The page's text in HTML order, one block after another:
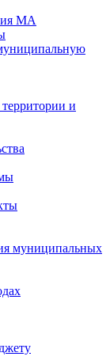
МА
и
муниципальных